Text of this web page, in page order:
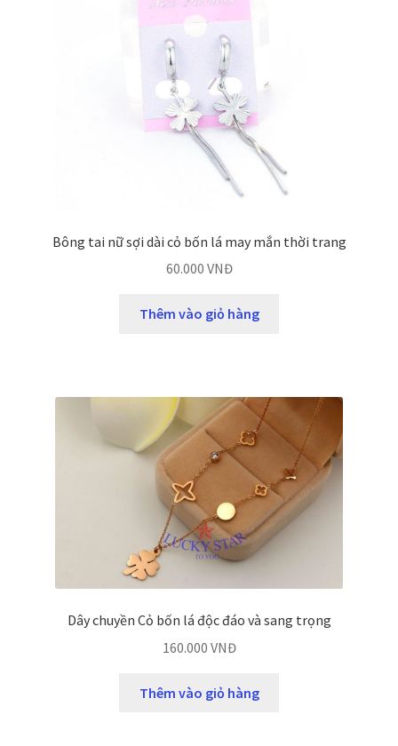
Bông tai nữ sợi dài cỏ bốn lá may mắn thời trang
60.000 VNĐ
Thêm vào giỏ hàng
Dây chuyền Cỏ bốn lá độc đáo và sang trọng
160.000 VNĐ
Thêm vào giỏ hàng